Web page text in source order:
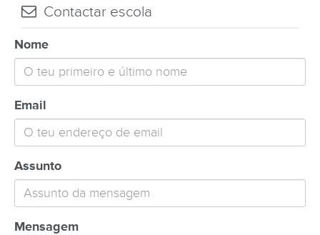
Contactar escola
Nome
Email
Assunto
Mensagem